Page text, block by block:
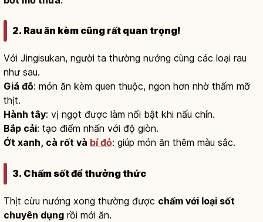
2. Rau ăn kèm cũng rất quan trọng!
Với Jingisukan, người ta thường nướng cùng các loại rau
như sau.
Giá đỗ: món ăn kèm quen thuộc, ngon hơn nhờ thấm mỡ
thịt.
Hành tây: vị ngọt được làm nổi bật khi nấu chín.
Bắp cải: tạo điểm nhấn với độ giòn.
Ớt xanh, cà rốt và bí đỏ: giúp món ăn thêm màu sắc.
3. Chấm sốt để thưởng thức
Thịt cừu nướng xong thường được chấm với loại sốt
chuyên dụng rồi mới ăn.